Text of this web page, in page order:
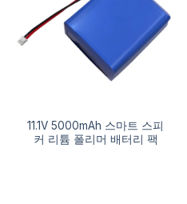
11.1V 5000mAh 스마트 스피
커 리튬 폴리머 배터리 팩